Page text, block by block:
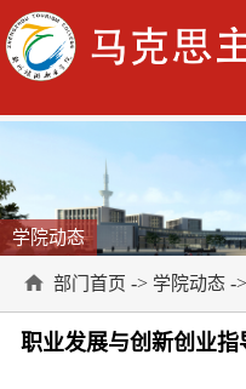
学院动态
部门首页 -> 学院动态 -
职业发展与创新创业